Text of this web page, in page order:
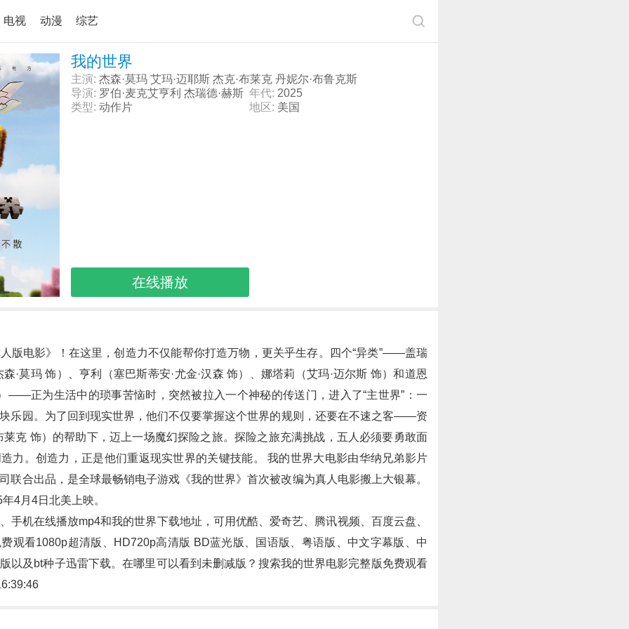
电视 动漫 综艺
我的世界
主演: 杰森·莫玛 艾玛·迈耶斯 杰克·布莱克 丹妮尔·布鲁克斯
导演: 罗伯·麦克艾亨利 杰瑞德·赫斯 年代: 2025
类型: 动作片 地区: 美国
在线播放
版电影》！在这里，创造力不仅能帮你打造万物，更关乎生存。四个“异类”——盖瑞
森·莫玛 饰）、亨利（塞巴斯蒂安·尤金·汉森 饰）、娜塔莉（艾玛·迈尔斯 饰）和道恩
——正为生活中的琐事苦恼时，突然被拉入一个神秘的传送门，进入了“主世界”：一
乐园。为了回到现实世界，他们不仅要掌握这个世界的规则，还要在不速之客——资
莱克 饰）的帮助下，迈上一场魔幻探险之旅。探险之旅充满挑战，五人必须要勇敢面
力。创造力，正是他们重返现实世界的关键技能。 我的世界大电影由华纳兄弟影片
联合出品，是全球最畅销电子游戏《我的世界》首次被改编为真人电影搬上大银幕。
4月4日北美上映。
手机在线播放mp4和我的世界下载地址，可用优酷、爱奇艺、腾讯视频、百度云盘、
观看1080p超清版、HD720p高清版 BD蓝光版、国语版、粤语版、中文字幕版、中
以及bt种子迅雷下载。在哪里可以看到未删减版？搜索我的世界电影完整版免费观看